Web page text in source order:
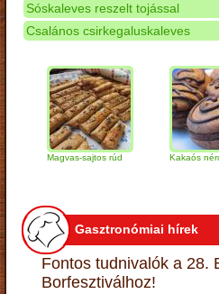
Sóskaleves reszelt tojással
Csalános csirkegaluskaleves
Magvas-sajtos rúd Kakaós néró
Gasztronómiai hírek
Fontos tudnivalók a 28.
Borfesztiválhoz!